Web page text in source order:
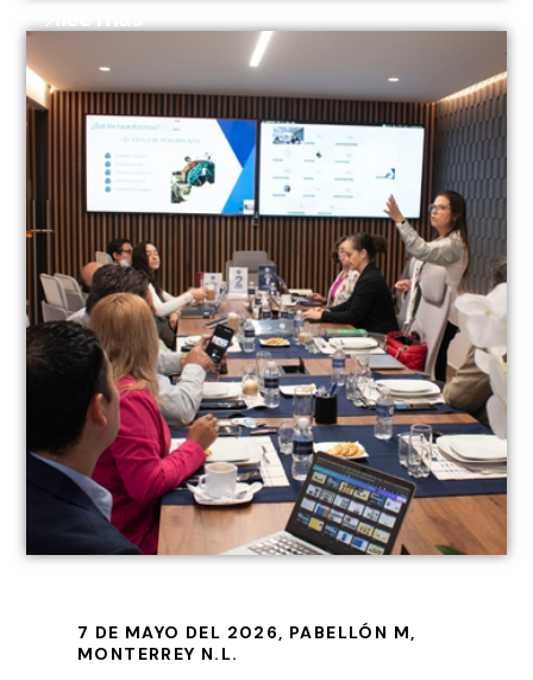
lee más
7 DE MAYO DEL 2026, PABELLÓN M,
MONTERREY N.L.